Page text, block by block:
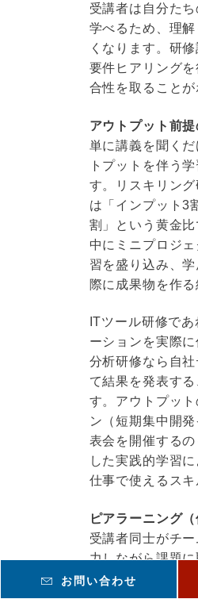
お問い合わせ
受講者は自分た
学べるため、理
くなります。研
要件ヒアリング
合性を取ることが
アウトプット前
単に講義を聞く
トプットを伴う
す。リスキリン
は「インプット3
割」という黄金
中にミニプロジ
習を盛り込み、
際に成果物を作る
ITツール研修で
ーションを実際
分析研修なら自
て結果を発表す
す。アウトプッ
ン（短期集中開
表会を開催する
した実践的学習
仕事で使えるス
ピアラーニング
受講者同士がチ
力しながら課題
ングを導入しま